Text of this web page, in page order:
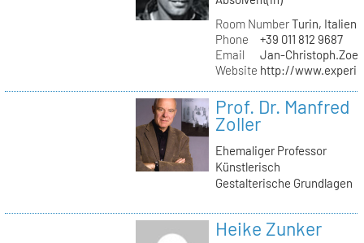
Room NumberTurin, Italien
Phone
+39 011 812 9687
Email
Jan-
Website http://
Prof. Dr. Manfred
Zoller
Ehemaliger Professor
Künstlerisch
Gestalterische Grundlagen
Heike Zunker